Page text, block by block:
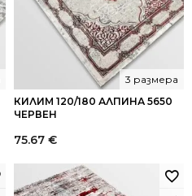
КИЛИМ 120/180 АЛПИНА 5650
ЧЕРВЕН
3 размера
75.67 €